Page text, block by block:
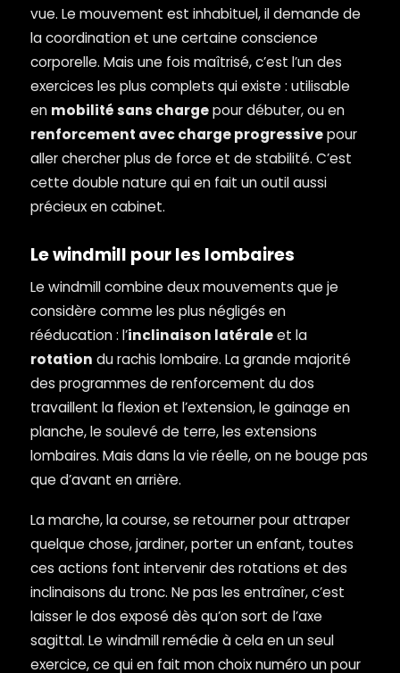
vue. Le mouvement est inhabituel, il demande de
la coordination et une certaine conscience
corporelle. Mais une fois maîtrisé, c’est l’un des
exercices les plus complets qui existe : utilisable
en mobilité sans chargepour débuter, ou en
renforcement avec charge progressivepour
aller chercher plus de force et de stabilité. C’est
cette double nature qui en fait un outil aussi
précieux en cabinet.
Le windmill pour les lombaires
Le windmill combine deux mouvements que je
considère comme les plus négligés en
rééducation : l’inclinaison latéraleet la
rotation du rachis lombaire. La grande majorité
des programmes de renforcement du dos
travaillent la flexion et l’extension, le gainage en
planche, le soulevé de terre, les extensions
lombaires. Mais dans la vie réelle, on ne bouge pas
que d’avant en arrière.
La marche, la course, se retourner pour attraper
quelque chose, jardiner, porter un enfant, toutes
ces actions font intervenir des rotations et des
inclinaisons du tronc. Ne pas les entraîner, c’est
laisser le dos exposé dès qu’on sort de l’axe
sagittal. Le windmill remédie à cela en un seul
exercice, ce qui en fait mon choix numéro un pour